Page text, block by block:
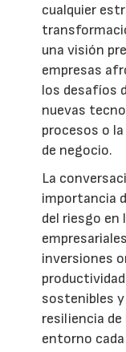
cualquier
una visión
empresas
los desafíos
nuevas
procesos o
de negocio.
La
importancia
del riesgo en
inversiones
sostenibles
resiliencia
entorno